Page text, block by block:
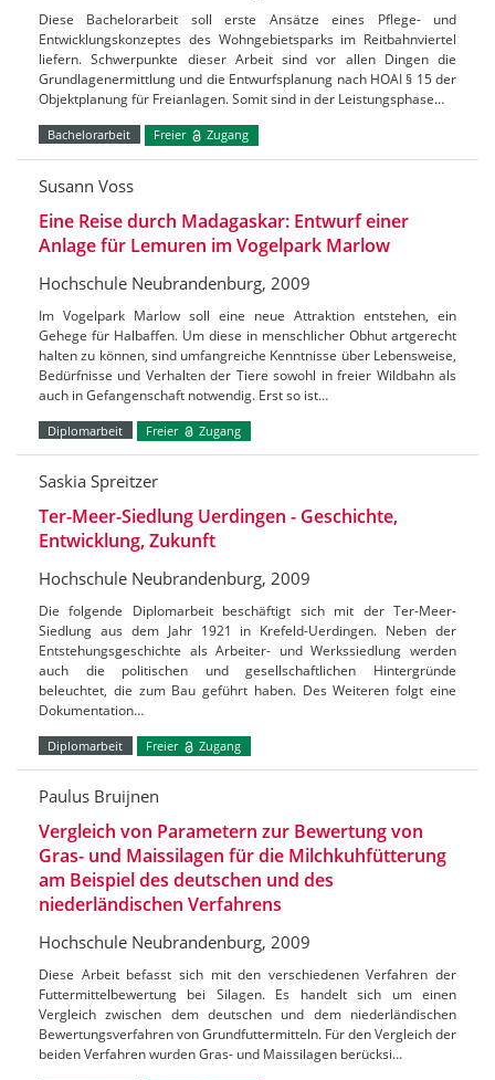
Diese Bachelorarbeit soll erste Ansätze eines Pflege- und
Entwicklungskonzeptes des Wohngebietsparks im Reitbahnviertel
liefern. Schwerpunkte dieser Arbeit sind vor allen Dingen die
Grundlagenermittlung und die Entwurfsplanung nach HOAI § 15 der
Objektplanung für Freianlagen. Somit sind in der Leistungsphase…
Bachelorarbeit Freier Zugang
Susann Voss
Eine Reise durch Madagaskar: Entwurf einer
Anlage für Lemuren im Vogelpark Marlow
Hochschule Neubrandenburg, 2009
Im Vogelpark Marlow soll eine neue Attraktion entstehen, ein
Gehege für Halbaffen. Um diese in menschlicher Obhut artgerecht
halten zu können, sind umfangreiche Kenntnisse über Lebensweise,
Bedürfnisse und Verhalten der Tiere sowohl in freier Wildbahn als
auch in Gefangenschaft notwendig. Erst so ist…
Diplomarbeit Freier Zugang
Saskia Spreitzer
Ter-Meer-Siedlung Uerdingen - Geschichte,
Entwicklung, Zukunft
Hochschule Neubrandenburg, 2009
Die folgende Diplomarbeit beschäftigt sich mit der Ter-Meer-
Siedlung aus dem Jahr 1921 in Krefeld-Uerdingen. Neben der
Entstehungsgeschichte als Arbeiter- und Werkssiedlung werden
auch die politischen und gesellschaftlichen Hintergründe
beleuchtet, die zum Bau geführt haben. Des Weiteren folgt eine
Dokumentation…
Diplomarbeit Freier Zugang
Paulus Bruijnen
Vergleich von Parametern zur Bewertung von
Gras- und Maissilagen für die Milchkuhfütterung
am Beispiel des deutschen und des
niederländischen Verfahrens
Hochschule Neubrandenburg, 2009
Diese Arbeit befasst sich mit den verschiedenen Verfahren der
Futtermittelbewertung bei Silagen. Es handelt sich um einen
Vergleich zwischen dem deutschen und dem niederländischen
Bewertungsverfahren von Grundfuttermitteln. Für den Vergleich der
beiden Verfahren wurden Gras- und Maissilagen berücksi…